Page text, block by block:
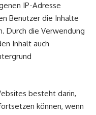
IP-Adresse
Benutzer die Inhalte
Durch die Verwendung
Inhalt auch
besteht darin,
können, wenn